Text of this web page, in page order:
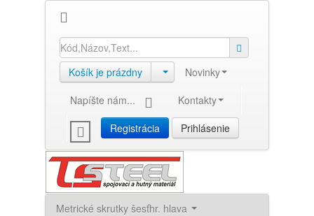
Košík je prázdny
Novinky
Napíšte nám...
Kontakty
Registrácia
Prihlásenie
Metrické skrutky šesťhr. hlava